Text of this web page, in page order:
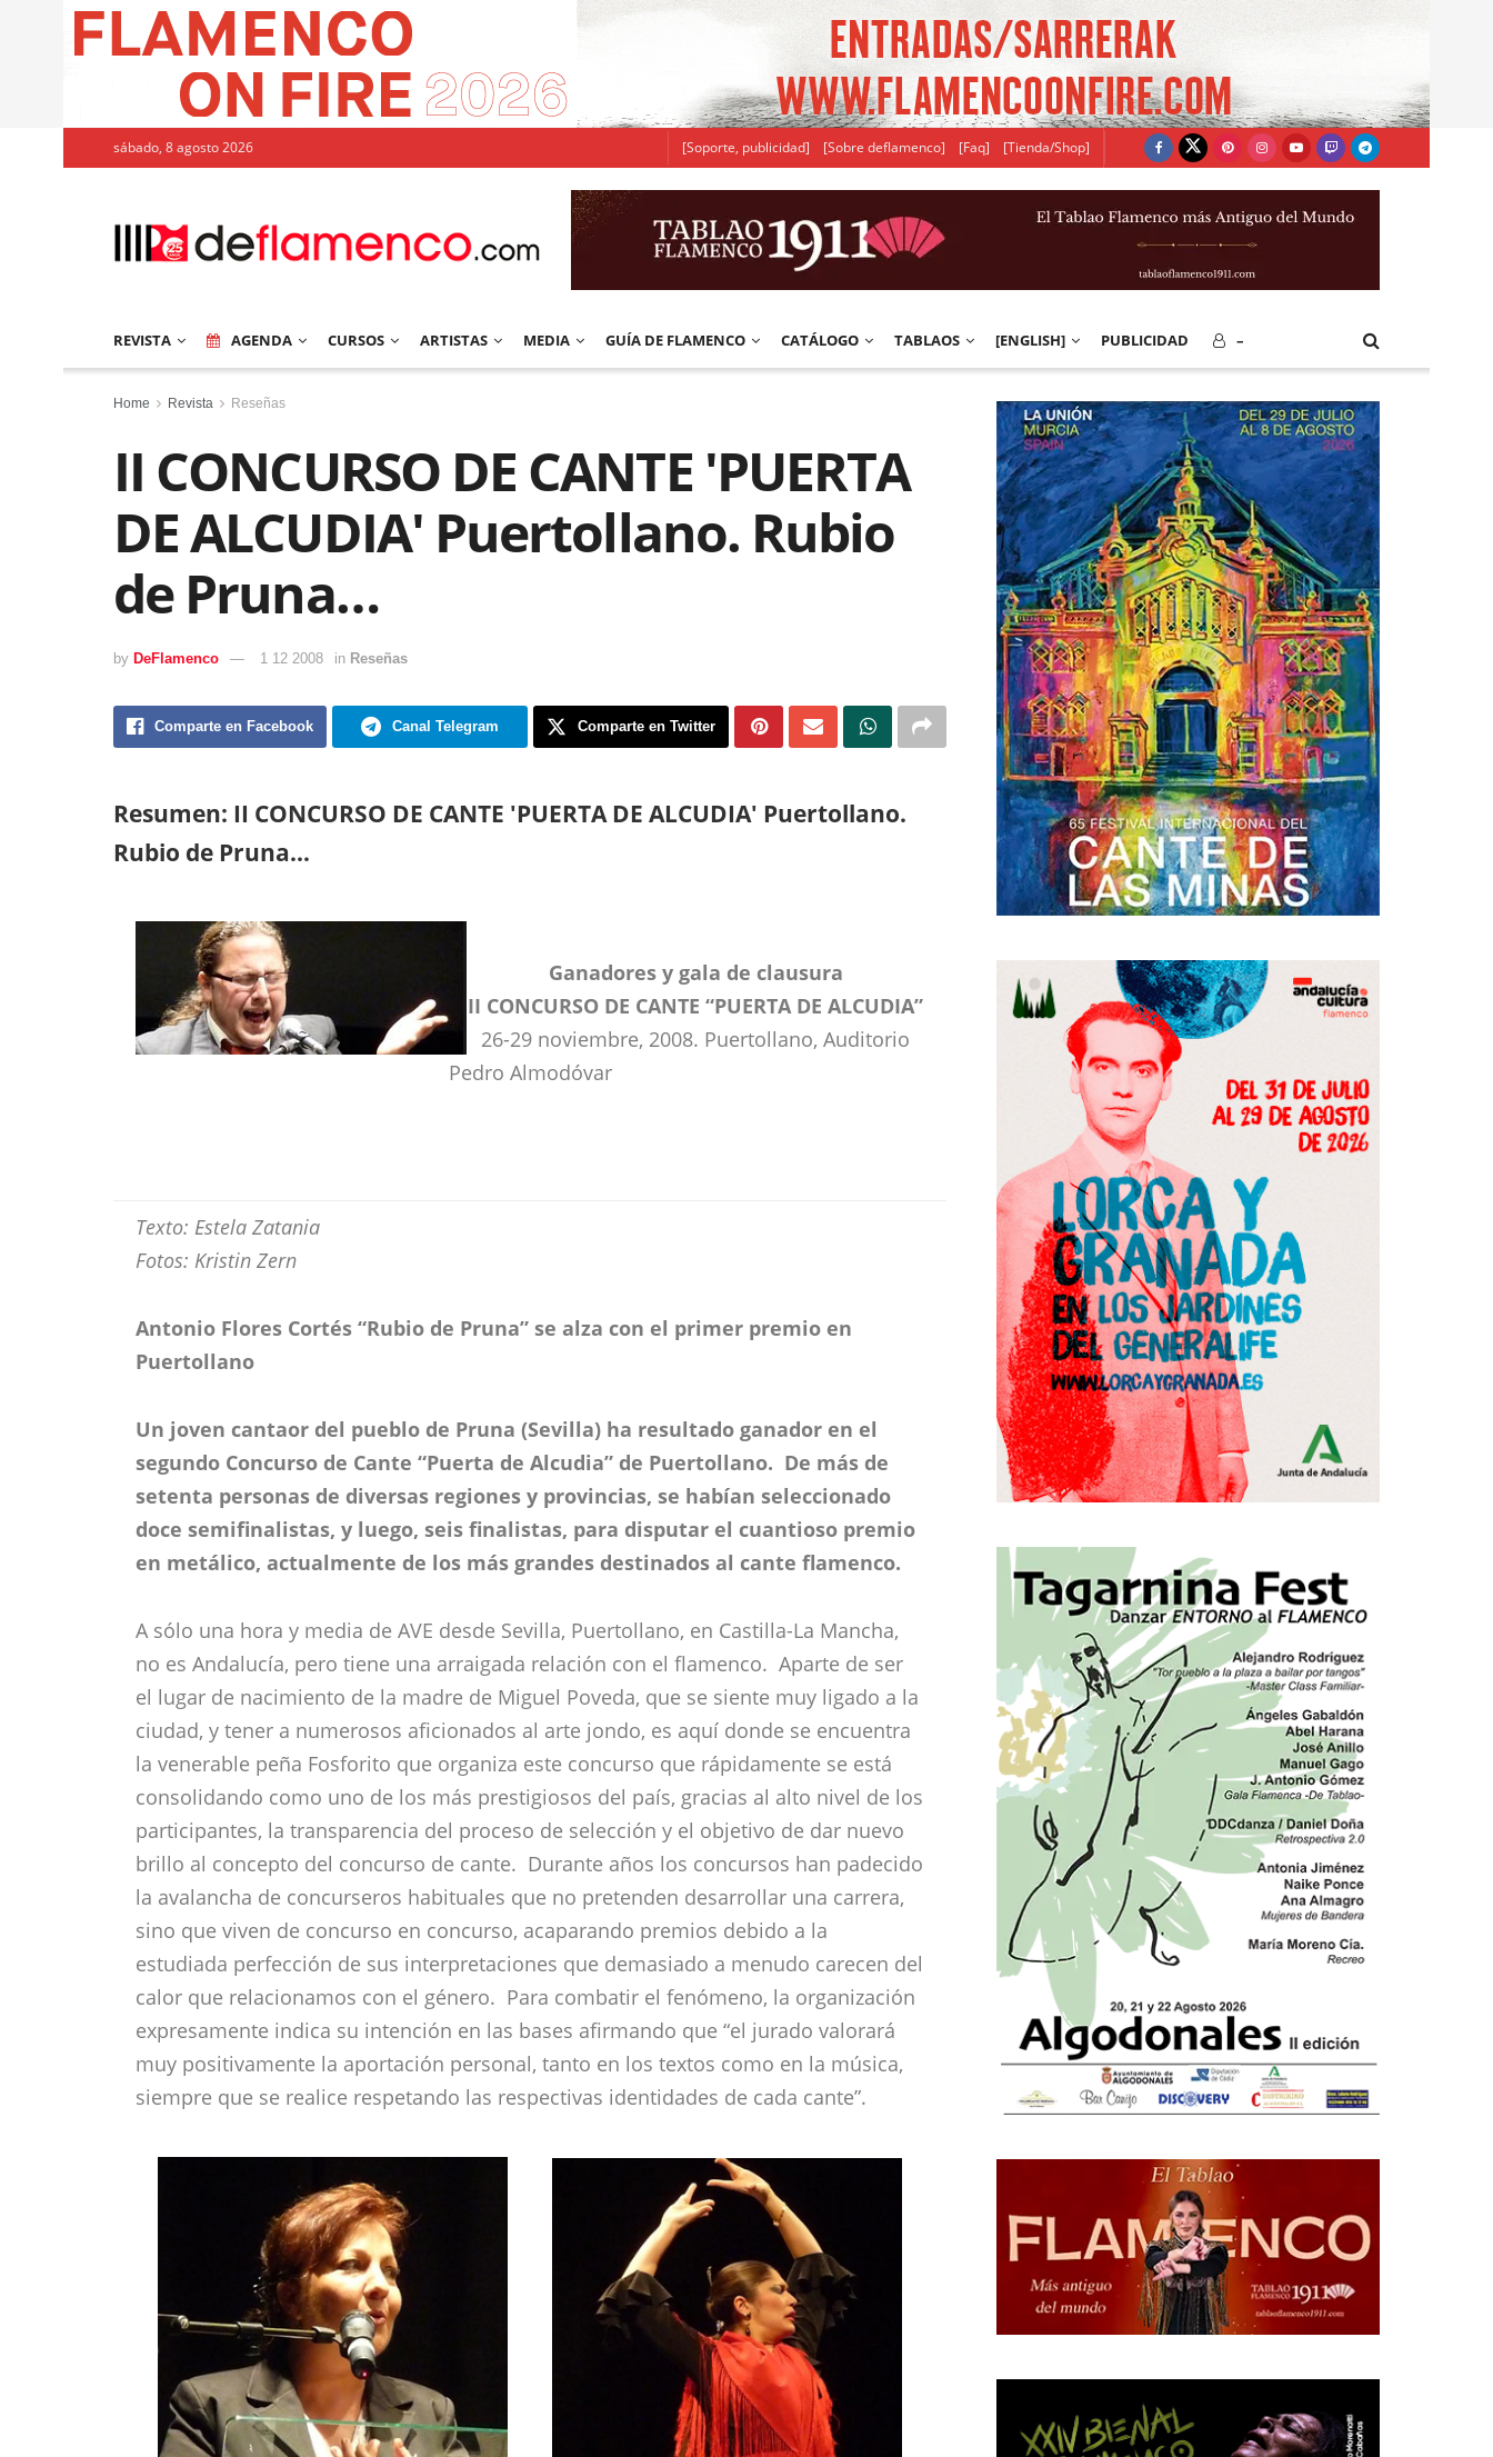
sábado, 8 agosto 2026 [Soporte, publicidad] [Sobre deflamenco] [Faq] [Tienda/Shop]
REVISTA AGENDA CURSOS ARTISTAS MEDIA GUÍA DE FLAMENCO CATÁLOGO TABLAOS [ENGLISH] PUBLICIDAD –
Home Revista Reseñas
II CONCURSO DE CANTE 'PUERTA
DE ALCUDIA' Puertollano. Rubio
de Pruna…
by DeFlamenco 1 12 2008 in Reseñas
Comparte en Facebook Canal Telegram Comparte en Twitter
Resumen: II CONCURSO DE CANTE 'PUERTA DE ALCUDIA' Puertollano.
Rubio de Pruna…
Ganadores y gala de clausura
II CONCURSO DE CANTE “PUERTA DE ALCUDIA”
26-29 noviembre, 2008. Puertollano, Auditorio
Pedro Almodóvar
Texto: Estela Zatania
Fotos: Kristin Zern
Antonio Flores Cortés “Rubio de Pruna” se alza con el primer premio en
Puertollano
Un joven cantaor del pueblo de Pruna (Sevilla) ha resultado ganador en el
segundo Concurso de Cante “Puerta de Alcudia” de Puertollano. De más de
setenta personas de diversas regiones y provincias, se habían seleccionado
doce semifinalistas, y luego, seis finalistas, para disputar el cuantioso premio
en metálico, actualmente de los más grandes destinados al cante flamenco.
A sólo una hora y media de AVE desde Sevilla, Puertollano, en Castilla-La Mancha,
no es Andalucía, pero tiene una arraigada relación con el flamenco. Aparte de ser
el lugar de nacimiento de la madre de Miguel Poveda, que se siente muy ligado a la
ciudad, y tener a numerosos aficionados al arte jondo, es aquí donde se encuentra
la venerable peña Fosforito que organiza este concurso que rápidamente se está
consolidando como uno de los más prestigiosos del país, gracias al alto nivel de los
participantes, la transparencia del proceso de selección y el objetivo de dar nuevo
brillo al concepto del concurso de cante. Durante años los concursos han padecido
la avalancha de concurseros habituales que no pretenden desarrollar una carrera,
sino que viven de concurso en concurso, acaparando premios debido a la
estudiada perfección de sus interpretaciones que demasiado a menudo carecen del
calor que relacionamos con el género. Para combatir el fenómeno, la organización
expresamente indica su intención en las bases afirmando que “el jurado valorará
muy positivamente la aportación personal, tanto en los textos como en la música,
siempre que se realice respetando las respectivas identidades de cada cante”.